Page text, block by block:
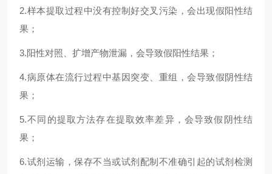
2.样本提取过程中没有控制好交叉污染，会出现假阳性结
果；
3.阳性对照、扩增产物泄漏，会导致假阳性结果；
4.病原体在流行过程中基因突变、重组，会导致假阴性结
果；
5.不同的提取方法存在提取效率差异，会导致假阴性结
果；
6.试剂运输，保存不当或试剂配制不准确引起的试剂检测